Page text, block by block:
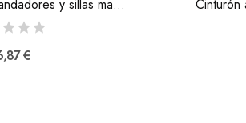
Portaparaguas para andadores y sillas manuales
€
Cinturón